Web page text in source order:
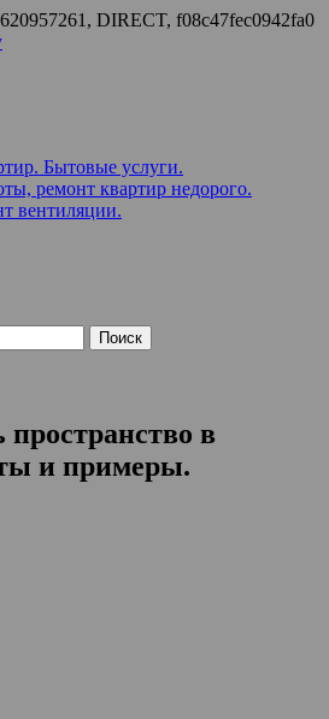
DIRECT, f08c47fec0942fa0
Бытовые услуги.
ремонт квартир недорого.
вентиляции.
обслуживание и ремонт
приточной вентиляции.
пространство в
и примеры.